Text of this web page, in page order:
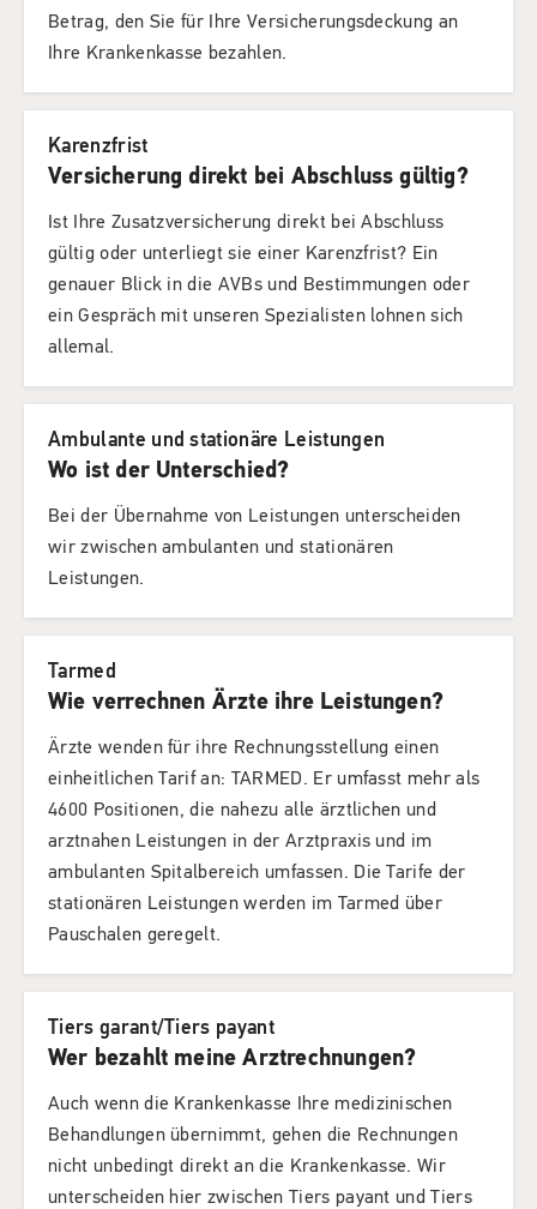
Betrag, den Sie für Ihre Versicherungsdeckung an
Ihre Krankenkasse bezahlen.
Karenzfrist
Versicherung direkt bei Abschluss gültig?
Ist Ihre Zusatzversicherung direkt bei Abschluss
gültig oder unterliegt sie einer Karenzfrist? Ein
genauer Blick in die AVBs und Bestimmungen oder
ein Gespräch mit unseren Spezialisten lohnen sich
allemal.
Ambulante und stationäre Leistungen
Wo ist der Unterschied?
Bei der Übernahme von Leistungen unterscheiden
wir zwischen ambulanten und stationären
Leistungen.
Tarmed
Wie verrechnen Ärzte ihre Leistungen?
Ärzte wenden für ihre Rechnungsstellung einen
einheitlichen Tarif an: TARMED. Er umfasst mehr als
4600 Positionen, die nahezu alle ärztlichen und
arztnahen Leistungen in der Arztpraxis und im
ambulanten Spitalbereich umfassen. Die Tarife der
stationären Leistungen werden im Tarmed über
Pauschalen geregelt.
Tiers garant/Tiers payant
Wer bezahlt meine Arztrechnungen?
Auch wenn die Krankenkasse Ihre medizinischen
Behandlungen übernimmt, gehen die Rechnungen
nicht unbedingt direkt an die Krankenkasse. Wir
unterscheiden hier zwischen Tiers payant und Tiers